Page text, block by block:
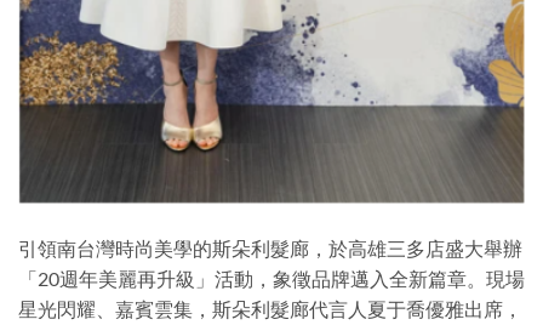
引領南台灣時尚美學的斯朵利髮廊，於高雄三多店盛大舉辦
「20週年美麗再升級」活動，象徵品牌邁入全新篇章。現場
星光閃耀、嘉賓雲集，斯朵利髮廊代言人夏于喬優雅出席，